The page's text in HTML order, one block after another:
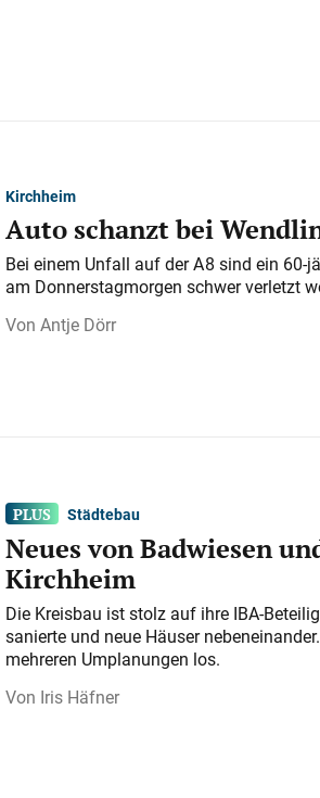
Kirchheim
Auto schanzt bei
Bei einem Unfall auf der A 8 sind ein
am Donnerstagmorgen schwer verletzt
Antje Dörr
Städtebau
Neues von Badwiesen
Kirchheim
Die Kreisbau ist stolz auf ihre IBA-
sanierte und neue Häuser
mehreren Umplanungen los.
Iris Häfner